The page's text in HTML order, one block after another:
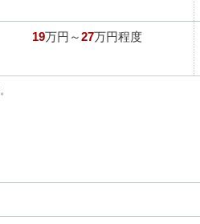
19万円～27万円程度